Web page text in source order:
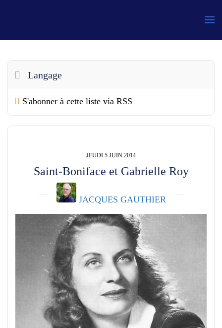
Langage
S'abonner à cette liste via RSS
JEUDI 5 JUIN 2014
Saint-Boniface et Gabrielle Roy
JACQUES GAUTHIER